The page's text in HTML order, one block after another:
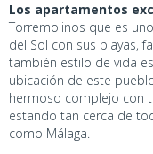
Los apartamentos
Torremolinos que es
del Sol con sus playas,
también estilo de vida
ubicación de este
hermoso complejo con
estando tan cerca de
como Málaga.